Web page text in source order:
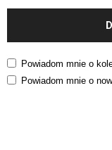
Powiadom mnie o
Powiadom mnie o